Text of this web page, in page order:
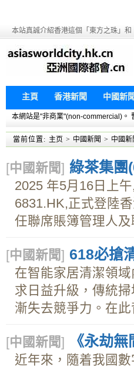
本站真誠介紹香港這個「東方之珠」和
主頁 香港新聞 中國新聞
本網站是"非商業"(non-commercial)。
當前位置: 主页 > 中國新聞 > 中國新
[中國新聞] 綠茶集團
2025 年5月16日上
6831.HK,正式登陸
任聯席賬簿管理人
[中國新聞] 618必搶
在智能家居清潔領
求日益升級，傳統
漸失去競爭力。在
[中國新聞] 《永劫
近年來，隨着我國